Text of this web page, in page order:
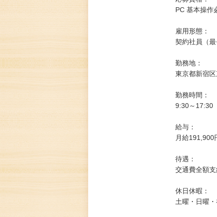
PC 基本操作
雇用形態：
契約社員（
勤務地：
東京都新宿
勤務時間：
9:30～17:30
給与：
月給191,900
待遇：
交通費全額
休日休暇：
土曜・日曜